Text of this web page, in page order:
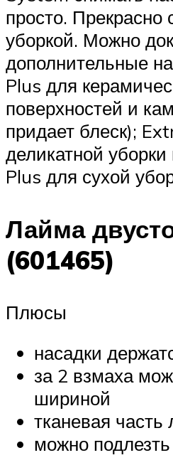
просто. Прекрасно
уборкой. Можно
дополнительные
Plus для
поверхностей и
придает блеск);
деликатной
Plus для сухой
Лайма
(601465)
Плюсы
насадки
за 2 взмаха
шириной
тканевая часть
можно